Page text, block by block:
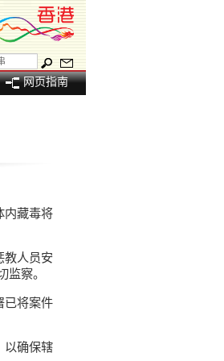
网页指南
藏毒将
人员安
察。
将案件
确保辖